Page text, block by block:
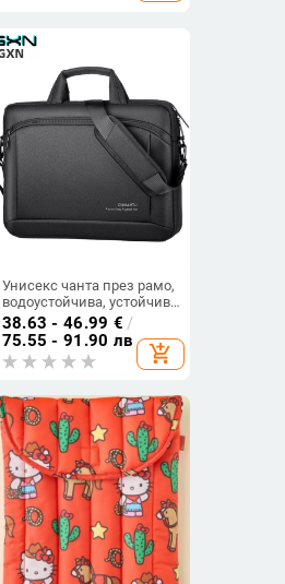
теглото)
Унисекс чанта през рамо,
водоустойчива, устойчива
на износване, Oxford плат,
полиестерна подплата
38.63 - 46.99 € /
75.55 - 91.90 лв
add_shopping_cart